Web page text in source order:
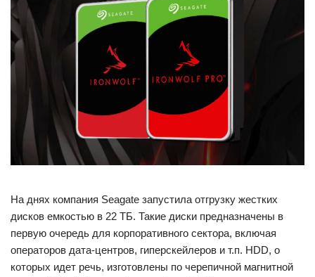
На днях компания Seagate запустила отгрузку жестких
дисков емкостью в 22 ТБ. Такие диски предназначены в
первую очередь для корпоративного сектора, включая
операторов дата-центров, гиперскейлеров и т.п. HDD, о
которых идет речь, изготовлены по черепичной магнитной